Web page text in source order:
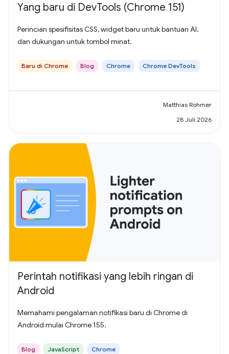
Yang baru di DevTools (Chrome 151)
Perincian spesifisitas CSS, widget baru untuk bantuan AI,
dan dukungan untuk tombol minat.
Baru di Chrome Blog Chrome Chrome DevTools
Matthias Rohmer
28 Juli 2026
Perintah notifikasi yang lebih ringan di
Android
Memahami pengalaman notifikasi baru di Chrome di
Android mulai Chrome 155.
Blog JavaScript Chrome